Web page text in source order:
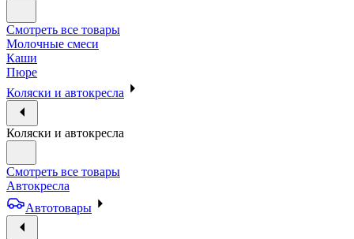
Смотреть все товары
Молочные смеси
Каши
Пюре
Коляски и автокресла
Коляски и автокресла
Смотреть все товары
Автокресла
Автотовары